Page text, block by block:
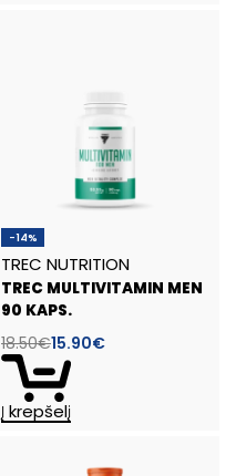
-14%
TREC NUTRITION
TREC MULTIVITAMIN MEN
90 KAPS.
18.50€15.90€
Į krepšelį